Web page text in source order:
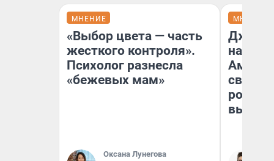
МНЕНИЕ
«Выбор цвета — часть
жесткого контроля».
Психолог разнесла
«бежевых мам»
Оксана Лунегова
МНЕНИЕ
наша
свой
вышло